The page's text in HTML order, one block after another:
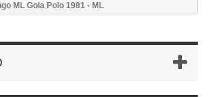
ML Gola Polo 1981 - ML